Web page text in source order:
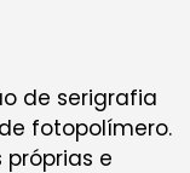
de serigrafia
fotopolímero.
e